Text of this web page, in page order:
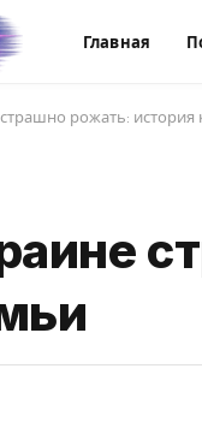
Главная
рожать: история